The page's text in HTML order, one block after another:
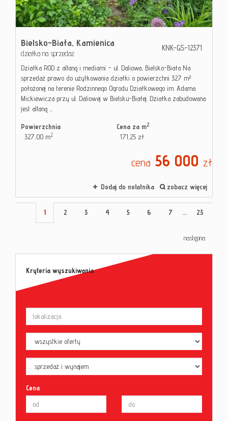
Bielsko-Biała, Kamienica
działka na sprzedaż
KNK-GS-12371
Działka ROD z altaną i mediami – ul. Daliowa, Bielsko-Biała Na
sprzedaż prawo do użytkowania działki o powierzchni 327 m²
położonej na terenie Rodzinnego Ogrodu Działkowego im. Adama
Mickiewicza przy ul. Daliowej w Bielsku-Białej. Działka zabudowana
jest altaną ...
Powierzchnia
327,00 m2
Cena za m2
171,25 zł
cena 56 000 zł
Dodaj do notatnika zobacz więcej
1 2 3 4 5 6 7 ... 23
następna
Kryteria wyszukiwania
Cena